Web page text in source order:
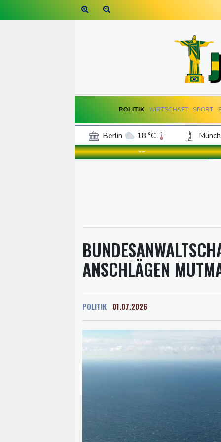
POLITIK WIRTSCHAFT SPORT
Berlin 18 °C
Frankfurt am Main
22 °C
--
ANSCHLÄGEN
POLITIK 01.07.2026